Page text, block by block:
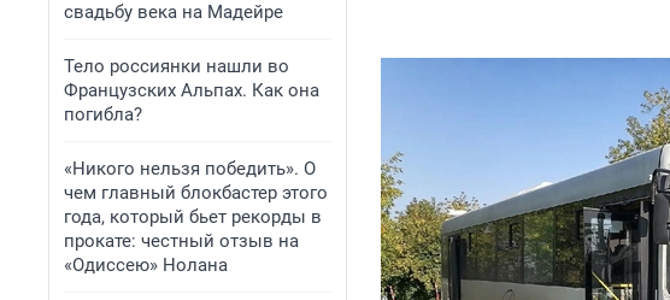
свадьбу века на Мадейре
Тело россиянки нашли во
Французских Альпах. Как она
погибла?
«Никого нельзя победить». О
чем главный блокбастер этого
года, который бьет рекорды в
прокате: честный отзыв на
«Одиссею» Нолана